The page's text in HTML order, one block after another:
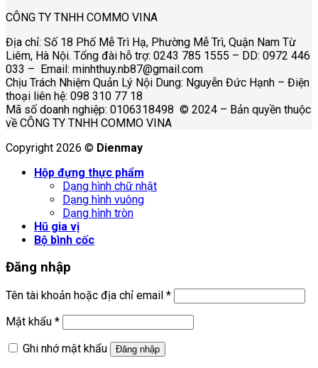
CÔNG TY TNHH COMMO VINA
Địa chỉ: Số 18 Phố Mễ Trì Hạ, Phường Mễ Trì, Quận Nam Từ
Liêm, Hà Nội. Tổng đài hỗ trợ: 0243 785 1555 – DD: 0972 446
033 – Email: minhthuy.nb87@gmail.com
Chịu Trách Nhiệm Quản Lý Nội Dung: Nguyễn Đức Hạnh – Điện
thoại liên hệ: 098 310 77 18
Mã số doanh nghiệp: 0106318498 © 2024 – Bản quyền thuộc
về CÔNG TY TNHH COMMO VINA
Copyright 2026 © Dienmay
Hộp đựng thực phẩm
Dạng hình chữ nhật
Dạng hình vuông
Dạng hình tròn
Hũ gia vị
Bộ bình cốc
Đăng nhập
Tên tài khoản hoặc địa chỉ email *
Mật khẩu *
Ghi nhớ mật khẩu
Đăng nhập